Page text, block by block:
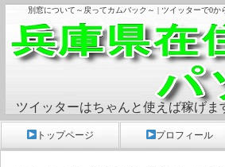
別窓について～戻ってカムバック～ | ツイッターで0
ツイッターはちゃんと使えば稼げま
トップページ プロフィール